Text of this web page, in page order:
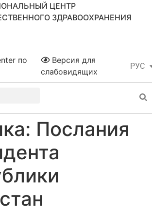
ЦЕНТР
ЗДРАВООХРАНЕНИЯ
РУС
ҚАЗ
Версия для
слабовидящих
по
Послания